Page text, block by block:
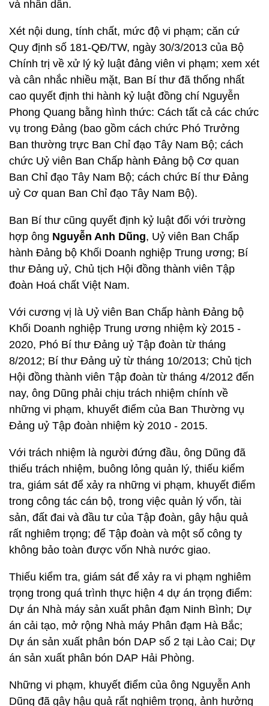
và nhân dân.
Xét nội dung, tính chất, mức độ vi phạm; căn cứ
Quy định số 181-QĐ/TW, ngày 30/3/2013 của Bộ
Chính trị về xử lý kỷ luật đảng viên vi phạm; xem xét
và cân nhắc nhiều mặt, Ban Bí thư đã thống nhất
cao quyết định thi hành kỷ luật đồng chí Nguyễn
Phong Quang bằng hình thức: Cách tất cả các chức
vụ trong Đảng (bao gồm cách chức Phó Trưởng
Ban thường trực Ban Chỉ đạo Tây Nam Bộ; cách
chức Uỷ viên Ban Chấp hành Đảng bộ Cơ quan
Ban Chỉ đạo Tây Nam Bộ; cách chức Bí thư Đảng
uỷ Cơ quan Ban Chỉ đạo Tây Nam Bộ).
Ban Bí thư cũng quyết định kỷ luật đối với trường
hợp ông Nguyễn Anh Dũng, Uỷ viên Ban Chấp
hành Đảng bộ Khối Doanh nghiệp Trung ương; Bí
thư Đảng uỷ, Chủ tịch Hội đồng thành viên Tập
đoàn Hoá chất Việt Nam.
Với cương vị là Uỷ viên Ban Chấp hành Đảng bộ
Khối Doanh nghiệp Trung ương nhiệm kỳ 2015 -
2020, Phó Bí thư Đảng uỷ Tập đoàn từ tháng
8/2012; Bí thư Đảng uỷ từ tháng 10/2013; Chủ tịch
Hội đồng thành viên Tập đoàn từ tháng 4/2012 đến
nay, ông Dũng phải chịu trách nhiệm chính về
những vi phạm, khuyết điểm của Ban Thường vụ
Đảng uỷ Tập đoàn nhiệm kỳ 2010 - 2015.
Với trách nhiệm là người đứng đầu, ông Dũng đã
thiếu trách nhiệm, buông lỏng quản lý, thiếu kiểm
tra, giám sát để xảy ra những vi phạm, khuyết điểm
trong công tác cán bộ, trong việc quản lý vốn, tài
sản, đất đai và đầu tư của Tập đoàn, gây hậu quả
rất nghiêm trọng; để Tập đoàn và một số công ty
không bảo toàn được vốn Nhà nước giao.
Thiếu kiểm tra, giám sát để xảy ra vi phạm nghiêm
trọng trong quá trình thực hiện 4 dự án trọng điểm:
Dự án Nhà máy sản xuất phân đạm Ninh Bình; Dự
án cải tạo, mở rộng Nhà máy Phân đạm Hà Bắc;
Dự án sản xuất phân bón DAP số 2 tại Lào Cai; Dự
án sản xuất phân bón DAP Hải Phòng.
Những vi phạm, khuyết điểm của ông Nguyễn Anh
Dũng đã gây hậu quả rất nghiêm trọng, ảnh hưởng